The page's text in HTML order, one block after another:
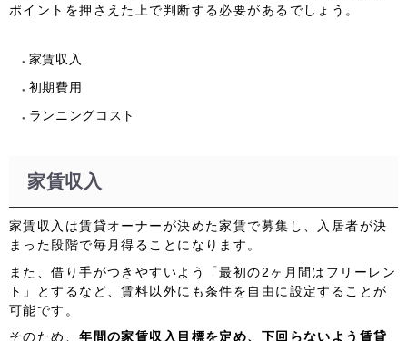
ポイントを押さえた上で判断する必要があるでしょう。
家賃収入
初期費用
ランニングコスト
家賃収入
家賃収入は賃貸オーナーが決めた家賃で募集し、入居者が決
まった段階で毎月得ることになります。
また、借り手がつきやすいよう「最初の2ヶ月間はフリーレン
ト」とするなど、賃料以外にも条件を自由に設定することが
可能です。
そのため、年間の家賃収入目標を定め、下回らないよう賃貸